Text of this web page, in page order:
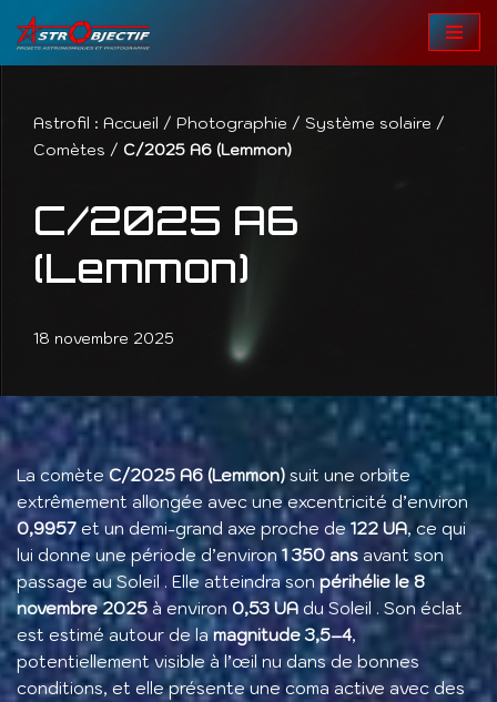
contenu
Astrofil : Accueil / Photographie / Système solaire /
Comètes / C/2025 A6 (Lemmon)
C/2025 A6
(Lemmon)
18 novembre 2025
La comète C/2025 A6 (Lemmon) suit une orbite
extrêmement allongée avec une excentricité d’environ
0,9957et un demi-grand axe proche de122 UA, ce qui
lui donne une période d’environ1 350 ans avant son
passage au Soleil . Elle atteindra sonpérihélie le 8
novembre 2025à environ 0,53 UA du Soleil . Son éclat
est estimé autour de lamagnitude 3,5–4,
potentiellement visible à l’œil nu dans de bonnes
conditions, et elle présente une coma active avec des